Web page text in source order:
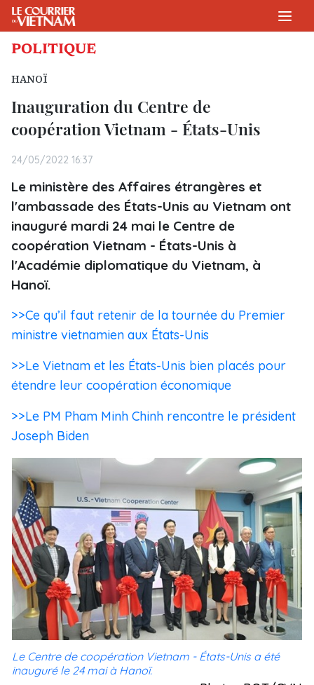
POLITIQUE
HANOÏ
Inauguration du Centre de
coopération Vietnam - États-Unis
24/05/2022 16:37
Le ministère des Affaires étrangères et
l'ambassade des États-Unis au Vietnam ont
inauguré mardi 24 mai le Centre de
coopération Vietnam - États-Unis à
l'Académie diplomatique du Vietnam, à
Hanoï.
>>Ce qu’il faut retenir de la tournée du Premier
ministre vietnamien aux États-Unis
>>Le Vietnam et les États-Unis bien placés pour
étendre leur coopération économique
>>Le PM Pham Minh Chinh rencontre le président
Joseph Biden
Le Centre de coopération Vietnam - États-Unis a été
inauguré le 24 mai à Hanoï.